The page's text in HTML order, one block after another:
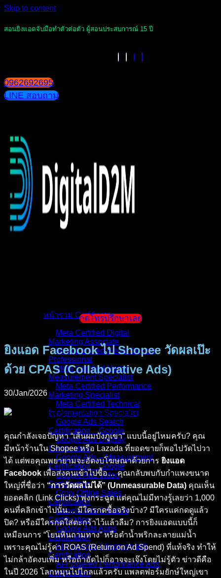
Skip to content
สอนยิงแอดจับมือทำตัวต่อตัว ผู้สอนประสบการณ์ 15 ปี
0962692695
LINE สอบถาม
หน้ารวม Certificate
Meta Certified Digital
Marketing Associate
Meta Certified Media Buying
Professional
Meta Certified Media
Measurement Specialist
Meta Certified Performance
Marketing Specialist
Meta Certified Technical
Implementation Specialist
Google Ads Search
Certification _ Google
Google Ads Display
Certification
Google Ads – Measurement
Certification _ Google
Google Ads Video
Certification
Grow Offline Sales
Certification
Google Ads Creative
Certification
Google Ads Apps
Certification
AI-Powered Shopping ads
Certification
AI-Powered Performance Ads
Certification
กดโทรปรึกษาเลย
ยิงแอด Facebook ไป Shopee วัดผลเป๊ะ
ด้วย CPAS (Collaborative Ads)
30/Jan/2026
คุณกำลังเจอปัญหา “เส้นผมบังภูเขา” แบบนี้อยู่ไหมครับ? คุณ
มีหน้าร้านใน Shopee หรือ Lazada ที่ยอดขายก็พอไปวัดไปวา
ได้ แต่พอคุณพยายามจะอัดงบโฆษณาด้วยการ ยิงแอด
Facebook เพื่อส่งคนเข้าไปซื้อ… คุณกลับพบกับกำแพงขนาด
ใหญ่ที่ชื่อว่า “การวัดผลไม่ได้” (Unmeasurable Data) คุณเห็น
ยอดคลิก (Link Clicks) พุ่งกระฉูด แต่คุณไม่มีทางรู้เลยว่า 1,000
คนที่คลิกเข้าไปนั้น… มีใครกดซื้อจริงบ้าง? มีใครแค่กดดูแล้ว
ปิด? หรือมีใครกดใส่ตะกร้าไว้แล้วลืม? การยิงแอดแบบนี้ก็
เหมือนการ “โยนหินถามทาง” หรือตำน้ำพริกละลายแม่น้ำ
เพราะคุณไม่รู้ค่า ROAS (Return on Ad Spend) ที่แท้จริง ทำให้
ไม่กล้าอัดงบเพิ่ม หรือถ้าอัดไปก็อาจจะเจ๊งโดยไม่รู้ตัว ข่าวดีคือ
ในปี 2026 โลกหมุนไปไกลแล้วครับ แพลตฟอร์มยักษ์ใหญ่เขา